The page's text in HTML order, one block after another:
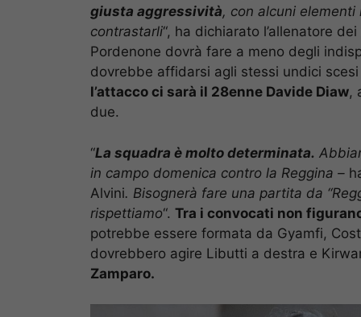
giusta aggressività, con alcuni
contrastarli“, ha dichiarato l’allenatore
Pordenone dovrà fare a meno degli
dovrebbe affidarsi agli stessi undici
l’attacco ci sarà il 28enne Davide Diaw,
due.
“La squadra è molto determinata.
in campo domenica contro la Reggina –
Alvini. Bisognerà fare una partita da
rispettiamo“. Tra i convocati non
potrebbe essere formata da Gyamfi,
dovrebbero agire Libutti a destra e
Zamparo.